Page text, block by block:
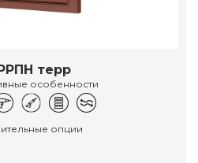
терр
особенности
опции